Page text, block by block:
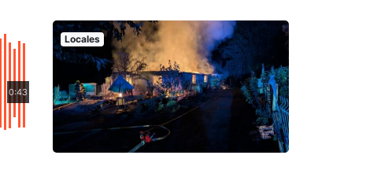
0:43
Locales